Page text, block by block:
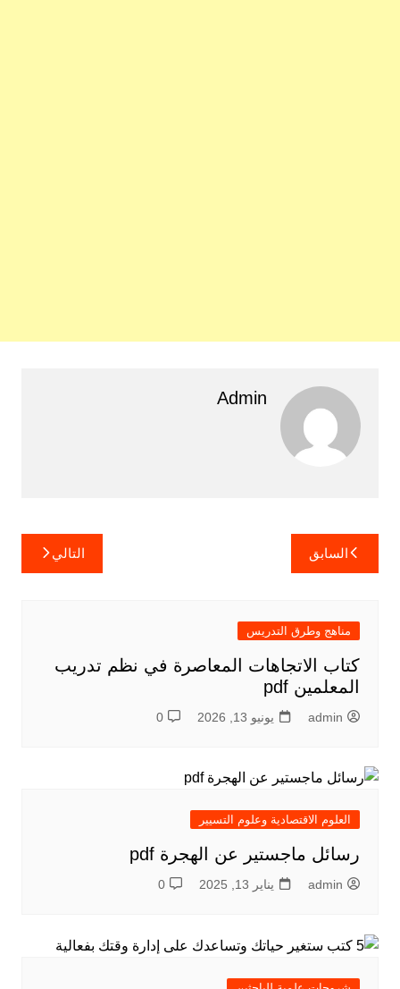
Admin
تصفّح
المقالات
السابق التالي
مناهج وطرق التدريس
كتاب الاتجاهات المعاصرة في نظم تدريب
المعلمين pdf
admin يونيو 13, 2026 0
العلوم الاقتصادية وعلوم التسيير
رسائل ماجستير عن الهجرة pdf
admin يناير 13, 2025 0